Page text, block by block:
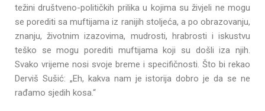
težini društveno-političkih prilika u kojima su živjeli ne mogu
se porediti sa muftijama iz ranijih stoljeća, a po obrazovanju,
znanju, životnim izazovima, mudrosti, hrabrosti i iskustvu
teško se mogu porediti muftijama koji su došli iza njih.
Svako vrijeme nosi svoje breme i specifičnosti. Što bi rekao
Derviš Sušić: „Eh, kakva nam je istorija dobro je da se ne
rađamo sjedih kosa.“